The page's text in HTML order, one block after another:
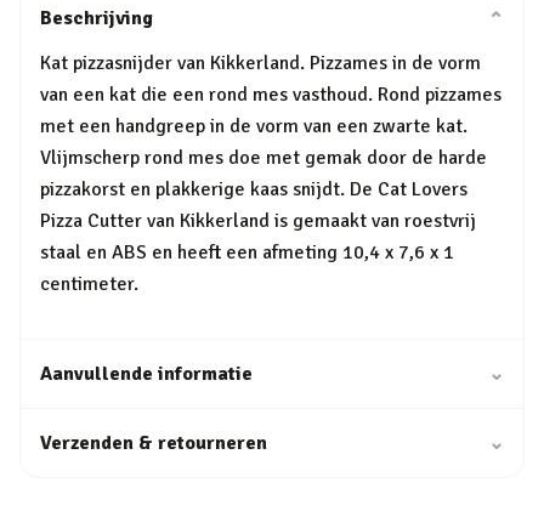
Beschrijving
⌄
Kat pizzasnijder van Kikkerland. Pizzames in de vorm
van een kat die een rond mes vasthoud. Rond pizzames
met een handgreep in de vorm van een zwarte kat.
Vlijmscherp rond mes doe met gemak door de harde
pizzakorst en plakkerige kaas snijdt. De Cat Lovers
Pizza Cutter van Kikkerland is gemaakt van roestvrij
staal en ABS en heeft een afmeting 10,4 x 7,6 x 1
centimeter.
Aanvullende informatie ⌄
Verzenden & retourneren ⌄